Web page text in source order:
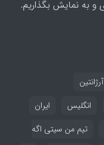
و به نمایش بگذاریم.
آرژانتین
انگلیس
ایران
تیم من سیتی اگه